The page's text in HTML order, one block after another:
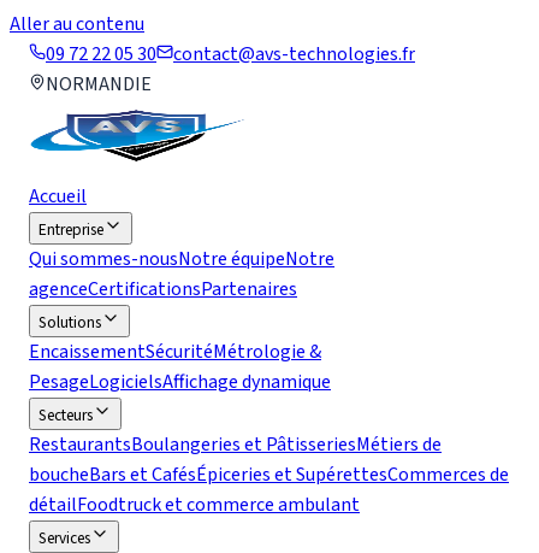
Aller au contenu
09 72 22 05 30
contact@avs-technologies.fr
NORMANDIE
Accueil
Entreprise
Qui sommes-nousNotre équipeNotre
agenceCertificationsPartenaires
Solutions
EncaissementSécuritéMétrologie &
PesageLogicielsAffichage dynamique
Secteurs
RestaurantsBoulangeries et PâtisseriesMétiers de
boucheBars et CafésÉpiceries et SupérettesCommerces de
détailFoodtruck et commerce ambulant
Services